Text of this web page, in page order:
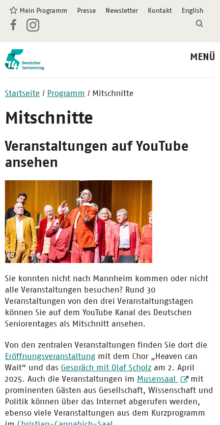
Mein Programm Presse Newsletter Kontakt English
MENÜ
Startseite Programm Mitschnitte
Mitschnitte
Veranstaltungen auf YouTube
ansehen
Sie konnten nicht nach Mannheim kommen oder nicht
alle Veranstaltungen besuchen? Rund 30
Veranstaltungen von den drei Veranstaltungstagen
können Sie auf dem YouTube Kanal des Deutschen
Seniorentages als Mitschnitt ansehen.
Von den zentralen Veranstaltungen finden Sie dort die
Eröffnungsveranstaltung mit dem Chor „Heaven can
Wait“ und das Gespräch mit Olaf Scholz am 2. April
2025. Auch die Veranstaltungen im Musensaal
mit
prominenten Gästen aus Gesellschaft, Wissenschaft und
Politik können über das Internet abgerufen werden,
ebenso viele Veranstaltungen aus dem Kurzprogramm